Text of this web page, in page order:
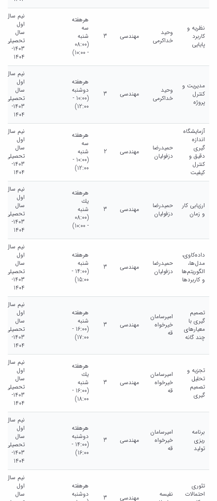
نظریه و
کاربرد
پایایی
وحید
خداکرمی
مهندسی 3
هرهفته
سه
شنبه
(08:00
- 10:00)
نیم سال
اول
سال
تحصیلی
1403-
1404
مدیریت و
کنترل
پروژه
وحید
خداکرمی
مهندسی 3
هرهفته
دوشنبه
(10:00 -
12:00)
نیم سال
اول
سال
تحصیلی
1403-
1404
آزمایشگاه
اندازه
گیری
دقیق و
کنترل
کیفیت
حمیدرضا
دزفولیان
مهندسی 2
هرهفته
سه
شنبه
(10:00 -
12:00)
نیم سال
اول
سال
تحصیلی
1403-
1404
ارزیابی کار
و زمان
حمیدرضا
دزفولیان
مهندسی 3
هرهفته
يك
شنبه
(08:00
- 10:00)
نیم سال
اول
سال
تحصیلی
1403-
1404
داده‌کاوی،
مدل‌ها،
الگوریتم‌ها
و کاربردها
حمیدرضا
دزفولیان
مهندسی 3
هرهفته
شنبه
(14:00 -
15:00)
نیم سال
اول
سال
تحصیلی
1403-
1404
تصمیم
گیری با
معیارهای
چند گانه
امیرسامان
خیرخواه
قه
مهندسی 3
هرهفته
شنبه
(16:00 -
17:00)
نیم سال
اول
سال
تحصیلی
1403-
1404
تجزیه و
تحلیل
تصمیم
گیری
امیرسامان
خیرخواه
قه
مهندسی 3
هرهفته
يك
شنبه
(16:00 -
18:00)
نیم سال
اول
سال
تحصیلی
1403-
1404
برنامه
ریزی
تولید
امیرسامان
خیرخواه
قه
مهندسی 3
هرهفته
دوشنبه
(14:00 -
16:00)
نیم سال
اول
سال
تحصیلی
1403-
1404
تئوری
احتمالات
نفیسه
مهندسی 3
هرهفته
دوشنبه
نیم سال
اول
سال